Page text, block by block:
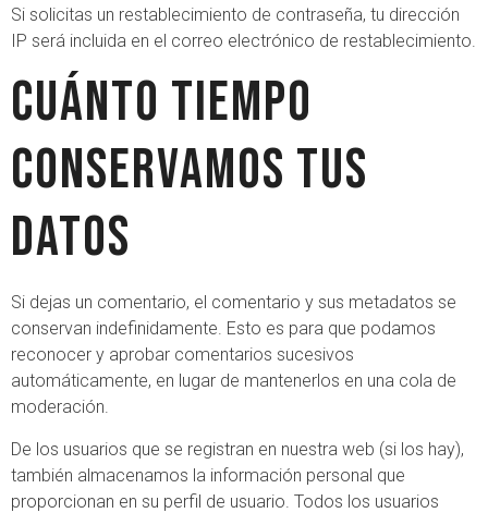
Si solicitas un restablecimiento de contraseña, tu dirección
IP será incluida en el correo electrónico de restablecimiento.
Cuánto tiempo
conservamos tus
datos
Si dejas un comentario, el comentario y sus metadatos se
conservan indefinidamente. Esto es para que podamos
reconocer y aprobar comentarios sucesivos
automáticamente, en lugar de mantenerlos en una cola de
moderación.
De los usuarios que se registran en nuestra web (si los hay),
también almacenamos la información personal que
proporcionan en su perfil de usuario. Todos los usuarios